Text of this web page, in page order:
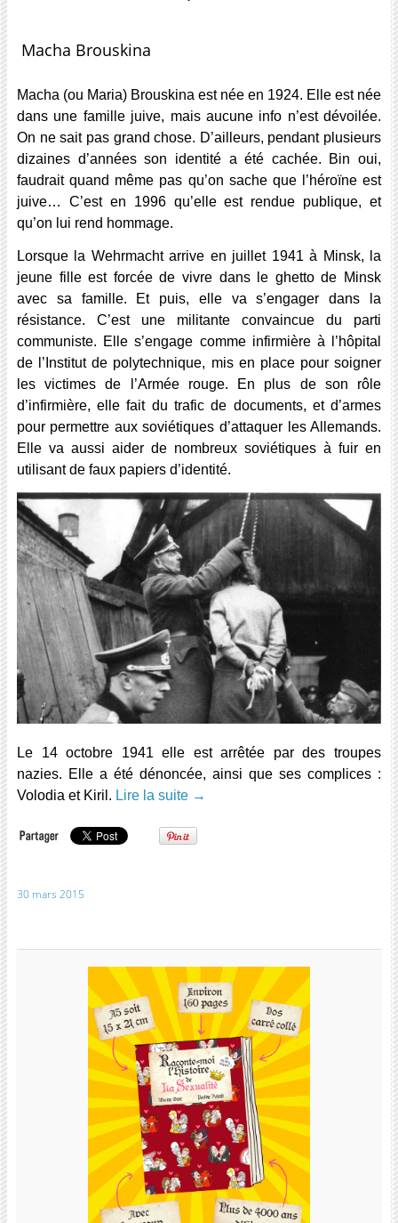
Macha Brouskina
Macha (ou Maria) Brouskina est née en 1924. Elle est née
dans une famille juive, mais aucune info n’est dévoilée.
On ne sait pas grand chose. D’ailleurs, pendant plusieurs
dizaines d’années son identité a été cachée. Bin oui,
faudrait quand même pas qu’on sache que l’héroïne est
juive… C’est en 1996 qu’elle est rendue publique, et
qu’on lui rend hommage.
Lorsque la Wehrmacht arrive en juillet 1941 à Minsk, la
jeune fille est forcée de vivre dans le ghetto de Minsk
avec sa famille. Et puis, elle va s’engager dans la
résistance. C’est une militante convaincue du parti
communiste. Elle s’engage comme infirmière à l’hôpital
de l’Institut de polytechnique, mis en place pour soigner
les victimes de l’Armée rouge. En plus de son rôle
d’infirmière, elle fait du trafic de documents, et d’armes
pour permettre aux soviétiques d’attaquer les Allemands.
Elle va aussi aider de nombreux soviétiques à fuir en
utilisant de faux papiers d’identité.
Le 14 octobre 1941 elle est arrêtée par des troupes
nazies. Elle a été dénoncée, ainsi que ses complices :
Volodia et Kiril. Lire la suite →
30 mars 2015